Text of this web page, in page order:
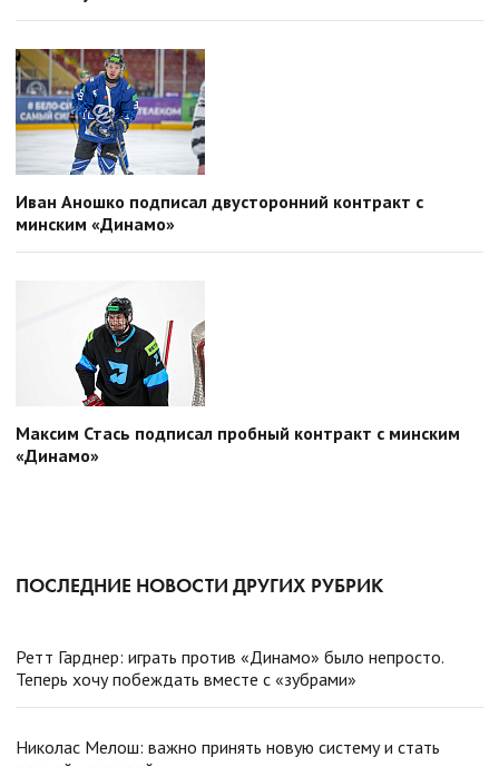
Иван Аношко подписал двусторонний контракт с
минским «Динамо»
Максим Стась подписал пробный контракт с минским
«Динамо»
ПОСЛЕДНИЕ НОВОСТИ ДРУГИХ РУБРИК
Ретт Гарднер: играть против «Динамо» было непросто.
Теперь хочу побеждать вместе с «зубрами»
Николас Мелош: важно принять новую систему и стать